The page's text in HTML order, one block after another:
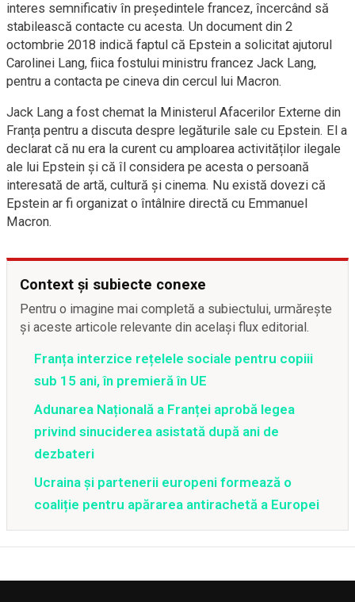
interes semnificativ în președintele francez, încercând să
stabilească contacte cu acesta. Un document din 2
octombrie 2018 indică faptul că Epstein a solicitat ajutorul
Carolinei Lang, fiica fostului ministru francez Jack Lang,
pentru a contacta pe cineva din cercul lui Macron.
Jack Lang a fost chemat la Ministerul Afacerilor Externe din
Franța pentru a discuta despre legăturile sale cu Epstein. El a
declarat că nu era la curent cu amploarea activităților ilegale
ale lui Epstein și că îl considera pe acesta o persoană
interesată de artă, cultură și cinema. Nu există dovezi că
Epstein ar fi organizat o întâlnire directă cu Emmanuel
Macron.
Context și subiecte conexe
Pentru o imagine mai completă a subiectului, urmărește
și aceste articole relevante din același flux editorial.
Franța interzice rețelele sociale pentru copiii
sub 15 ani, în premieră în UE
Adunarea Națională a Franței aprobă legea
privind sinuciderea asistată după ani de
dezbateri
Ucraina și partenerii europeni formează o
coaliție pentru apărarea antirachetă a Europei